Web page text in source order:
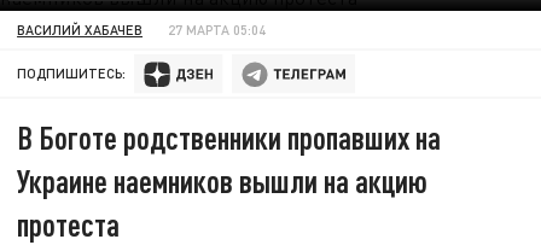
ВАСИЛИЙ ХАБАЧЕВ 27 МАРТА 05:04
ПОДПИШИТЕСЬ:
В Боготе родственники пропавших на
Украине наемников вышли на акцию
протеста